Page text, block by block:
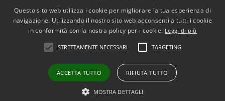
Accessibilità
Copyright © 2026 • Comune di
Voghera • Powered by
Municipium•
redazione
Questo sito web utilizza i cookie per migliorare la tua esperienza di
navigazione. Utilizzando il nostro sito web acconsenti a tutti i cookie
in conformità con la nostra policy per i cookie. Leggi di più
STRETTAMENTE NECESSARI TARGETING
ACCETTA TUTTO RIFIUTA TUTTO
MOSTRA DETTAGLI